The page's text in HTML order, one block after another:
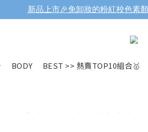
BODY BEST >> 熱賣TOP10組合🥇
新品上市🎉免卸妝的粉紅校色素